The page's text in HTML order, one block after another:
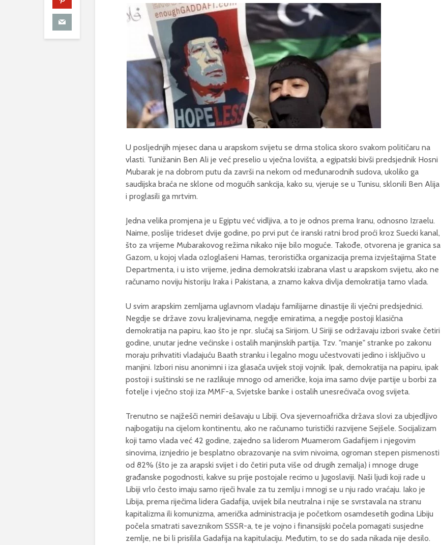
U posljednjih mjesec dana u arapskom svijetu se drma stolica skoro svakom političaru na
vlasti. Tunižanin Ben Ali je već preselio u vječna lovišta, a egipatski bivši predsjednik Hosni
Mubarak je na dobrom putu da završi na nekom od međunarodnih sudova, ukoliko ga
saudijska braća ne sklone od mogućih sankcija, kako su, vjeruje se u Tunisu, sklonili Ben Alija
i proglasili ga mrtvim.
Jedna velika promjena je u Egiptu već vidljiva, a to je odnos prema Iranu, odnosno Izraelu.
Naime, poslije trideset dvije godine, po prvi put će iranski ratni brod proći kroz Suecki kanal,
što za vrijeme Mubarakovog režima nikako nije bilo moguće. Takođe, otvorena je granica sa
Gazom, u kojoj vlada ozloglašeni Hamas, teroristička organizacija prema izvještajima State
Departmenta, i u isto vrijeme, jedina demokratski izabrana vlast u arapskom svijetu, ako ne
računamo noviju historiju Iraka i Pakistana, a znamo kakva divlja demokratija tamo vlada.
U svim arapskim zemljama uglavnom vladaju familijarne dinastije ili vječni predsjednici.
Negdje se države zovu kraljevinama, negdje emiratima, a negdje postoji klasična
demokratija na papiru, kao što je npr. slučaj sa Sirijom. U Siriji se održavaju izbori svake četiri
godine, unutar jedne većinske i ostalih manjinskih partija. Tzv. "manje" stranke po zakonu
moraju prihvatiti vladajuću Baath stranku i legalno mogu učestvovati jedino i isključivo u
manjini. Izbori nisu anonimni i iza glasača uvijek stoji vojnik. Ipak, demokratija na papiru, ipak
postoji i suštinski se ne razlikuje mnogo od američke, koja ima samo dvije partije u borbi za
fotelje i vječno stoji iza MMF-a, Svjetske banke i ostalih unesrećivača ovog svijeta.
Trenutno se najžešči nemiri dešavaju u Libiji. Ova sjevernoafrička država slovi za ubjedljivo
najbogatiju na cijelom kontinentu, ako ne računamo turistički razvijene Sejšele. Socijalizam
koji tamo vlada već 42 godine, zajedno sa liderom Muamerom Gadafijem i njegovim
sinovima, iznjedrio je besplatno obrazovanje na svim nivoima, ogroman stepen pismenosti
od 82% (što je za arapski svijet i do četiri puta više od drugih zemalja) i mnoge druge
građanske pogodnosti, kakve su prije postojale recimo u Jugoslaviji. Naši ljudi koji rade u
Libiji vrlo često imaju samo riječi hvale za tu zemlju i mnogi se u nju rado vraćaju. Iako je
Libija, prema riječima lidera Gadafija, uvijek bila neutralna i nije se svrstavala na stranu
kapitalizma ili komunizma, američka administracija je početkom osamdesetih godina Libiju
počela smatrati saveznikom SSSR-a, te je vojno i finansijski počela pomagati susjedne
zemlje, ne bi li prisilila Gadafija na kapitulaciju. Međutim, to se do sada nikada nije desilo.